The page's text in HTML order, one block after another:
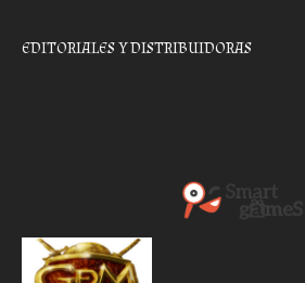
EDITORIALES Y DISTRIBUIDORAS